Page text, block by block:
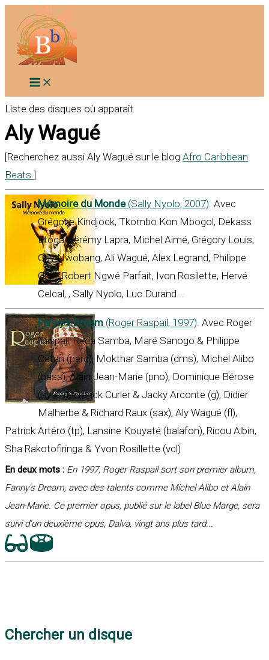
contenu
Liste des disques où apparaît
Aly Wagué
[Recherchez aussi Aly Wagué sur le blog Afro Caribbean
Beats ]
Mémoire du Monde(Sally Nyolo, 2007). Avec
Grégoire Kindjock, Tkombo Kon Mbogol, Dekass
Etoga, Jérémy Lapra, Michel Aimé, Grégory Louis,
Guy Nwobang, Ali Wagué, Alex Legrand, Philippe
Odjé, Robert Ngwé Parfait, Ivon Rosilette, Hervé
Celcal, , Sally Nyolo, Luc Durand...
Fanny’s Dream (Roger Raspail, 1997). Avec Roger
Raspail, Reda Samba, Maré Sanogo & Philippe
Catan (perc), Mokthar Samba (dms), Michel Alibo
(bass), Alain Jean-Marie (pno), Dominique Bérose
(synth), Franck Curier & Jacky Arconte (g), Didier
Malherbe & Richard Raux (sax), Aly Wagué (fl),
Patrick Artéro (tp), Lansine Kouyaté (balafon), Ricou Albin,
Sha Rakotofiringa & Yvon Rosillette (vcl)
En deux mots : En 1997, Roger Raspail sort son premier album,
Fanny's Dream, avec des talents comme Michel Alibo et Alain
Jean-Marie. Ce premier opus, publié sur le label Blue Marge, sera
suivi d'un deuxième opus, Dalva, vingt ans plus tard...
Chercher un disque